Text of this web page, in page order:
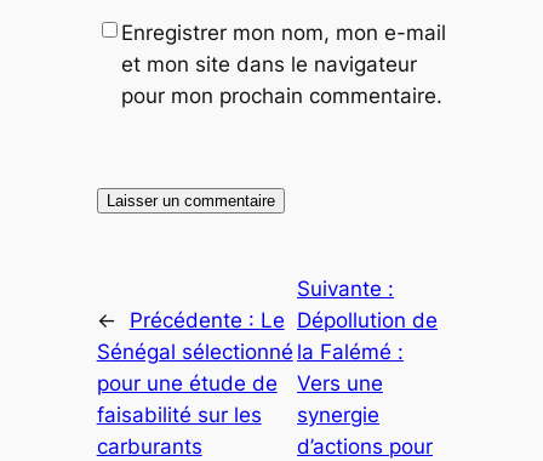
Enregistrer mon nom, mon e-mail
et mon site dans le navigateur
pour mon prochain commentaire.
← Précédente : Le
Sénégal sélectionné
pour une étude de
faisabilité sur les
carburants
Suivante :
Dépollution de
la Falémé :
Vers une
synergie
d’actions pour